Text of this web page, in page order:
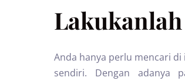
Anda hanya perlu mencari
sendiri. Dengan adanya